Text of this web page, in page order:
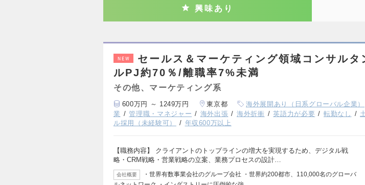
興味あり
NEW
セールス＆マーケティング領域コンサル
ルPJ約70％/離職率7%未満
その他、マーケティング系
600万円 ～ 1249万円 東京都 海外展開あり（日系グローバル企業）
業
管理職・マネジャー 海外出張 海外折衝 英語力が必要 転勤なし
ル採用（未経験可）
年収600万以上
【職務内容】 クライアントのトップラインの増大を実現するため、デジタル戦
略・CRM戦略・営業戦略の立案、業務プロセスの設計…
会社概要
・世界有数事業会社のグループ会社 ・世界約200都市、110,000名のグローバ